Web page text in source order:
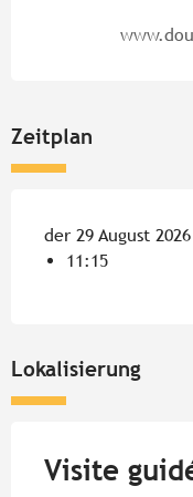
Zeitplan
der 29 August 2026
11:15
Lokalisierung
Visite